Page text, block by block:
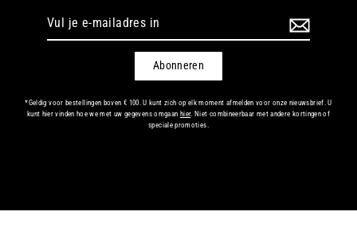
Abonneren
*Geldig voor bestellingen boven € 100. U kunt zich op elk moment afmelden voor onze nieuwsbrief. U
kunt hier vinden hoe we met uw gegevens omgaan hier. Niet combineerbaar met andere kortingen of
speciale promoties.